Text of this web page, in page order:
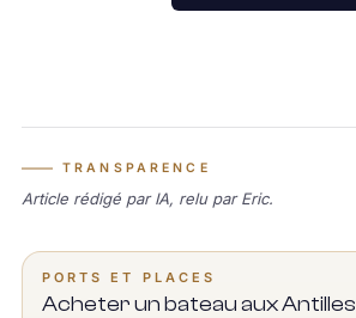
TRANSPARENCE
Article rédigé par IA, relu par Eric.
PORTS ET PLACES
Acheter un bateau aux Antilles